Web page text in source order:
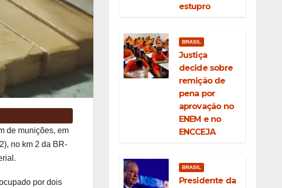
de munições, em
no km 2 da BR-
por dois
estupro
BRASIL
Justiça
decide sobre
remição de
pena por
aprovação no
ENEM e no
ENCCEJA
BRASIL
Presidente da